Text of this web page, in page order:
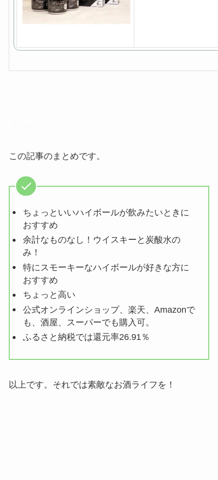
この記事のまとめです。
ちょっといいハイボールが飲みたいときに
おすすめ
余計なものなし！ウイスキーと炭酸水の
み！
特にスモーキーなハイボールが好きな方に
おすすめ
ちょっと高い
公式オンラインショップ、楽天、Amazonで
も、酒屋、スーパーでも購入可。
ふるさと納税では還元率26.91％
以上です。それでは素敵なお酒ライフを！